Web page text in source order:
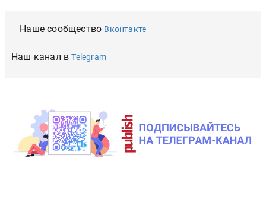
Наше сообщество Вконтакте
Наш канал вTelegram